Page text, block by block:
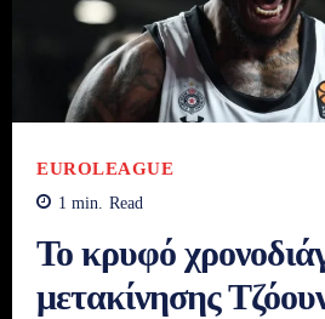
EUROLEAGUE
1 min. Read
Το κρυφό
μετακίνησης